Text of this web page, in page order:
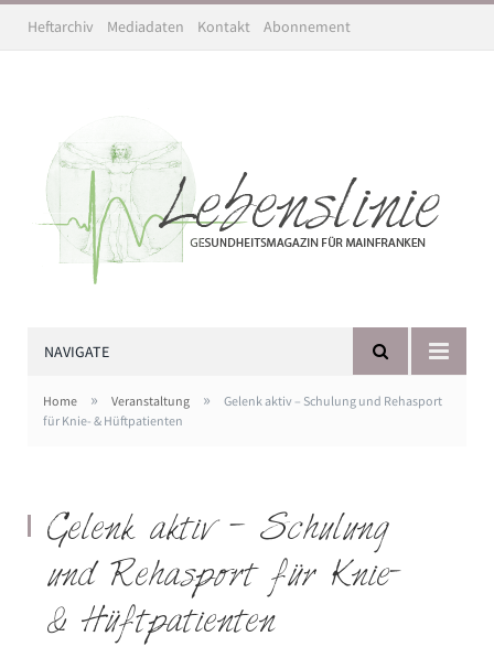
Heftarchiv Mediadaten Kontakt Abonnement
NAVIGATE
Home » Veranstaltung »
Gelenk aktiv – Schulung und Rehasport
für Knie- & Hüftpatienten
Gelenk aktiv – Schulung
und Rehasport für Knie-
& Hüftpatienten